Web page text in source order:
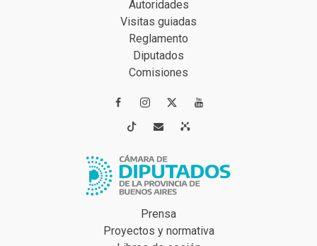
Autoridades
Visitas guiadas
Reglamento
Diputados
Comisiones
 
 
Prensa
Proyectos y normativa